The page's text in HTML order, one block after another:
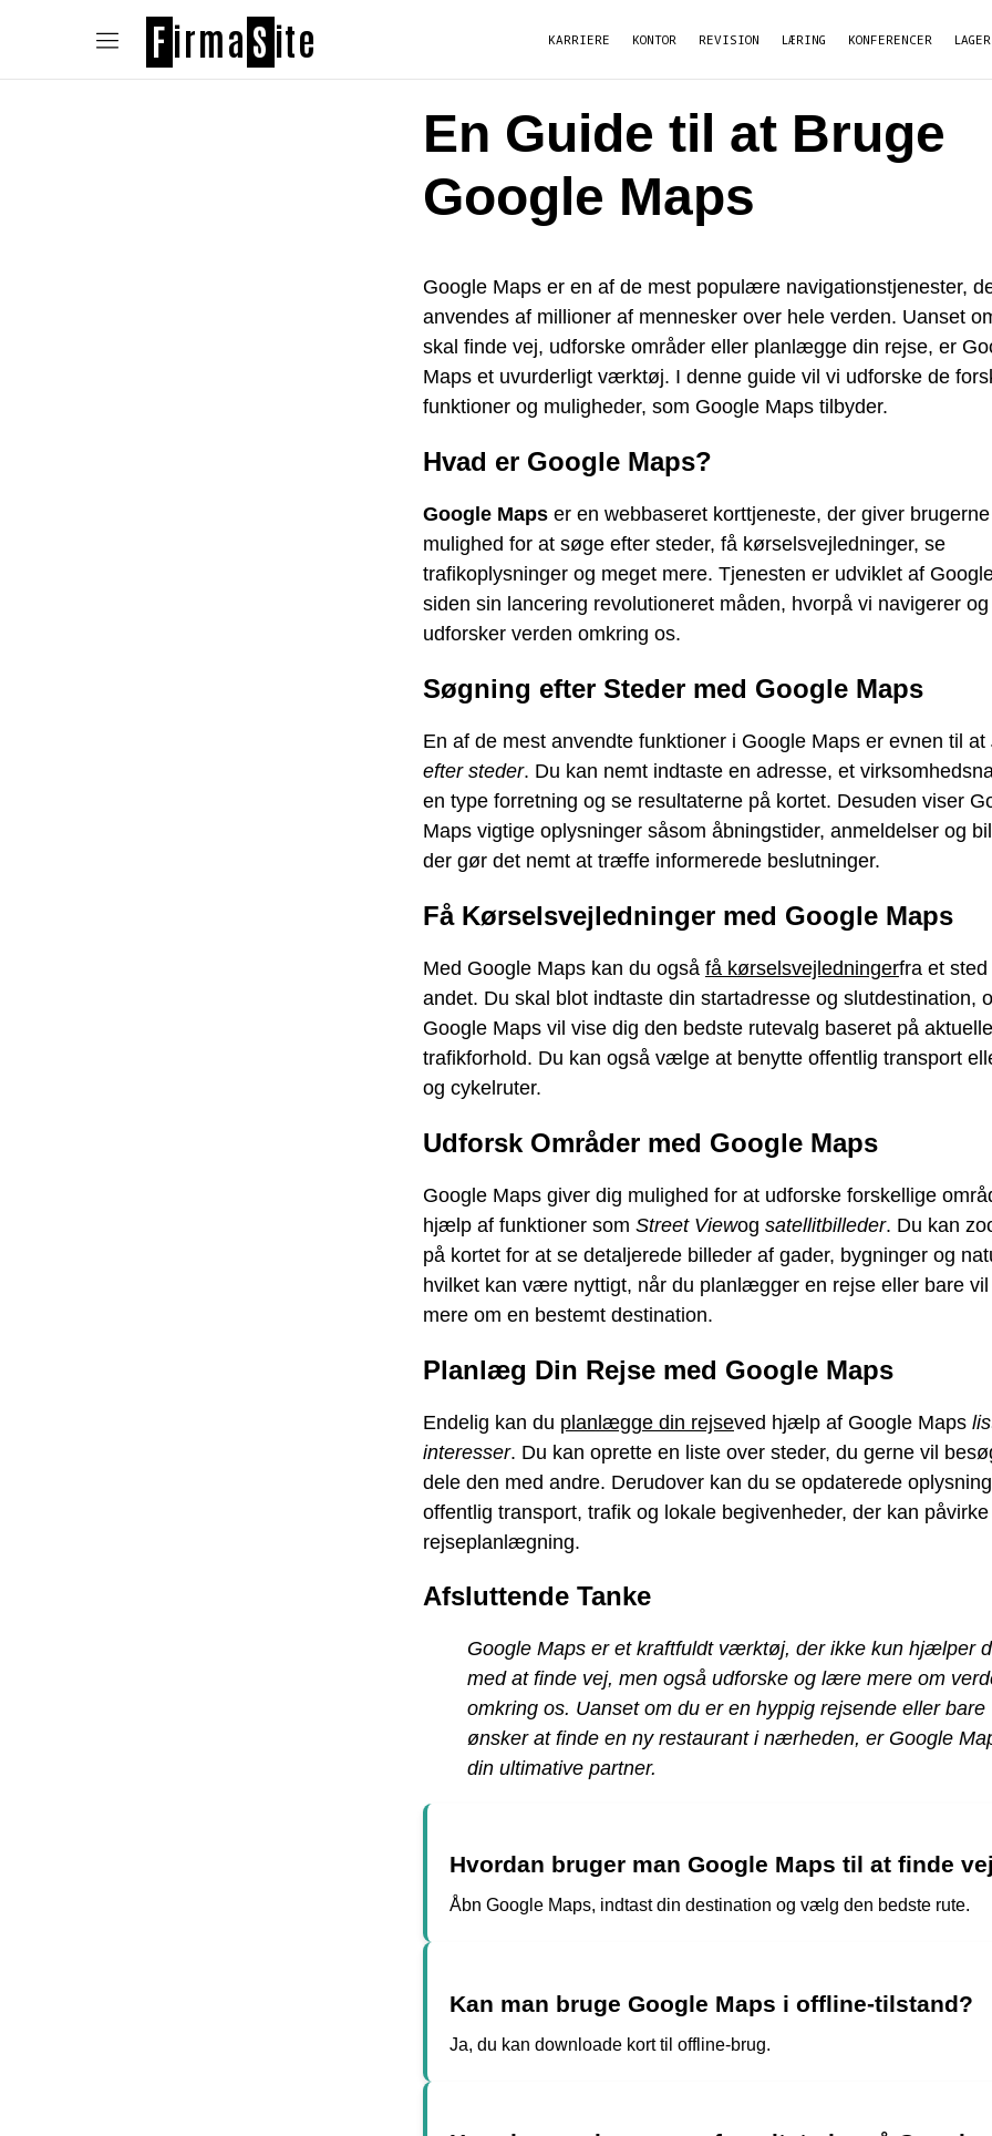
F irma S ite KARRIERE KONTOR REVISION LÆRING KONFERENCER LAGER
En Guide til at Bruge
Google Maps
Google Maps er en af de mest populære navigationstjenester,
anvendes af millioner af mennesker over hele verden. Uanset
skal finde vej, udforske områder eller planlægge din rejse, er
Maps et uvurderligt værktøj. I denne guide vil vi udforske de
funktioner og muligheder, som Google Maps tilbyder.
Hvad er Google Maps?
Google Maps er en webbaseret korttjeneste, der giver brugerne
mulighed for at søge efter steder, få kørselsvejledninger, se
trafikoplysninger og meget mere. Tjenesten er udviklet af
siden sin lancering revolutioneret måden, hvorpå vi navigerer og
udforsker verden omkring os.
Søgning efter Steder med Google Maps
En af de mest anvendte funktioner i Google Maps er evnen til at
efter steder. Du kan nemt indtaste en adresse, et
en type forretning og se resultaterne på kortet. Desuden viser
Maps vigtige oplysninger såsom åbningstider, anmeldelser og
der gør det nemt at træffe informerede beslutninger.
Få Kørselsvejledninger med Google Maps
Med Google Maps kan du også få kørselsvejledningerfra et sted
andet. Du skal blot indtaste din startadresse og slutdestination,
Google Maps vil vise dig den bedste rutevalg baseret på aktuelle
trafikforhold. Du kan også vælge at benytte offentlig transport
og cykelruter.
Udforsk Områder med Google Maps
Google Maps giver dig mulighed for at udforske forskellige
hjælp af funktioner som Street Viewog satellitbilleder. Du kan
på kortet for at se detaljerede billeder af gader, bygninger og
hvilket kan være nyttigt, når du planlægger en rejse eller bare
mere om en bestemt destination.
Planlæg Din Rejse med Google Maps
Endelig kan du planlægge din rejseved hjælp af Google Maps
interesser. Du kan oprette en liste over steder, du gerne vil
dele den med andre. Derudover kan du se opdaterede
offentlig transport, trafik og lokale begivenheder, der kan
rejseplanlægning.
Afsluttende Tanke
Google Maps er et kraftfuldt værktøj, der ikke kun hjælper
med at finde vej, men også udforske og lære mere om
omkring os. Uanset om du er en hyppig rejsende eller bare
ønsker at finde en ny restaurant i nærheden, er Google
din ultimative partner.
Hvordan bruger man Google Maps til at finde
Åbn Google Maps, indtast din destination og vælg den bedste rute.
Kan man bruge Google Maps i offline-tilstand?
Ja, du kan downloade kort til offline-brug.